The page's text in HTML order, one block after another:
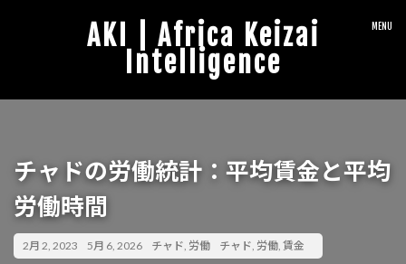
AKI | Africa Keizai
Intelligence
チャドの労働統計：平均賃金と平均
労働時間
2月 2, 2023 5月 6, 2026 チャド, 労働 チャド, 労働, 賃金